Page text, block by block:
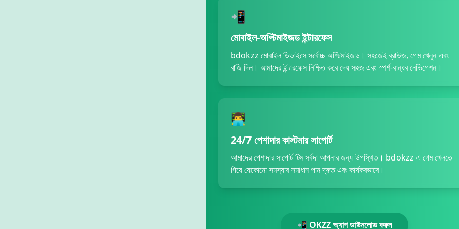
📲
মোবাইল-অপ্টিমাইজড ইন্টারফেস
bdokzz মোবাইল ডিভাইসে সর্বোচ্চ অপ্টিমাইজড। সহজেই ব্রাউজ, গেম খেলুন এবং
বাজি দিন। আমাদের ইন্টারফেস নিশ্চিত করে দেয় সহজ এবং স্পর্শ-বান্ধব নেভিগেশন।
👨‍💻
24/7 পেশাদার কাস্টমার সাপোর্ট
আমাদের পেশাদার সাপোর্ট টিম সর্বদা আপনার জন্য উপস্থিত। bdokzz এ গেম খেলতে
গিয়ে যেকোনো সমস্যার সমাধান পান দ্রুত এবং কার্যকরভাবে।
📲 OKZZ অ্যাপ ডাউনলোড করুন